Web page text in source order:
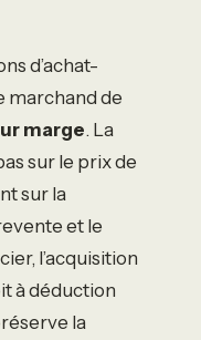
d’achat-
marchand de
marge. La
sur le prix de
sur la
et le
l’acquisition
à déduction
la